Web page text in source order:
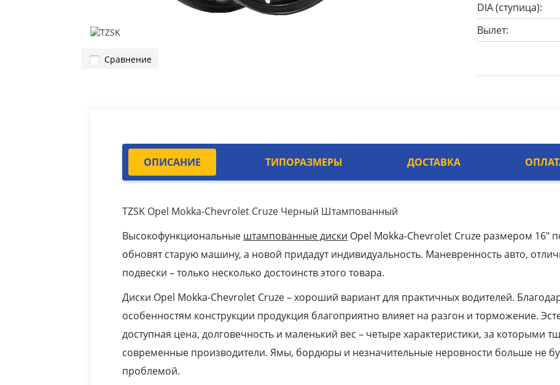
Сравнение
DIA (ступица):
Вылет:
ОПИСАНИЕ ТИПОРАЗМЕРЫ ДОСТАВКА
TZSK Opel Mokka-Chevrolet Cruze Черный Штампованный
Высокофункциональные штампованные диски Opel Mokka-Chevrolet Cruze размером 16″
обновят старую машину, а новой придадут индивидуальность. Маневренность авто,
подвески – только несколько достоинств этого товара.
Диски Opel Mokka-Chevrolet Cruze – хороший вариант для практичных водителей.
особенностям конструкции продукция благоприятно влияет на разгон и торможение.
доступная цена, долговечность и маленький вес – четыре характеристики, за которыми
современные производители. Ямы, бордюры и незначительные неровности больше не
проблемой.